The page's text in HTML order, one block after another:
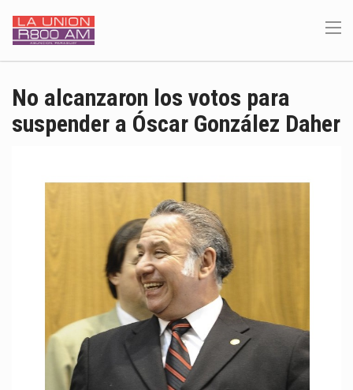
No alcanzaron los votos para
suspender a Óscar González Daher